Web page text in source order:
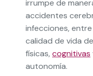
irrumpe de
accidentes
infecciones,
calidad de vida
físicas, cognitivas
autonomía.